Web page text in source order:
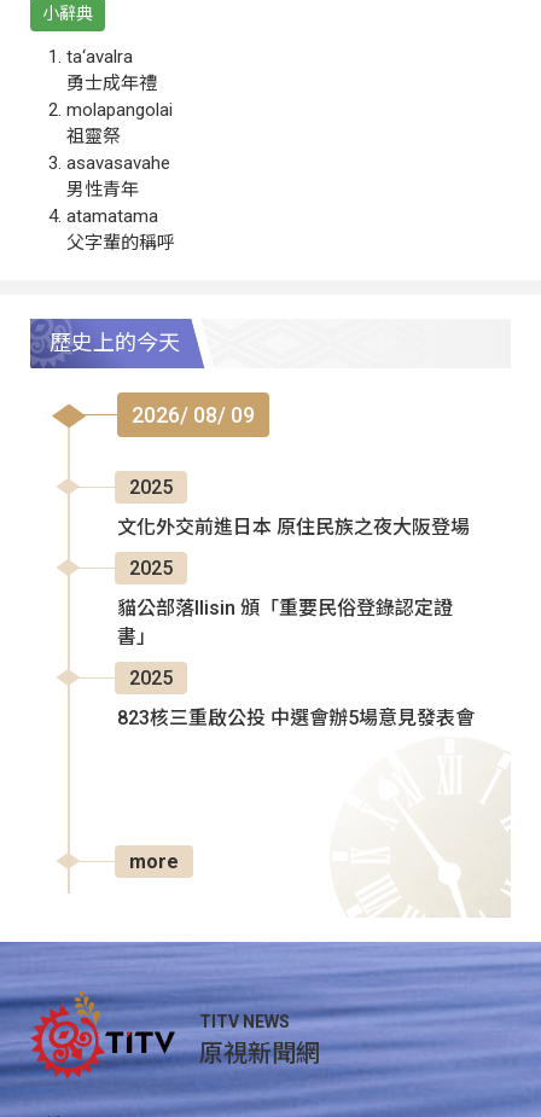
小辭典
ta‘avalra
勇士成年禮
molapangolai
祖靈祭
asavasavahe
男性青年
atamatama
父字輩的稱呼
歷史上的今天
2026/ 08/ 09
2025
文化外交前進日本 原住民族之夜大阪登場
2025
貓公部落Ilisin 頒「重要民俗登錄認定證
書」
2025
823核三重啟公投 中選會辦5場意見發表會
more
TITV NEWS
原視新聞網